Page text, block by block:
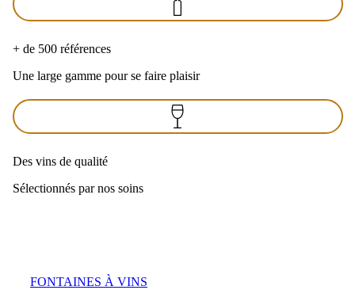
+ de 500 références
Une large gamme pour se faire plaisir
Des vins de qualité
Sélectionnés par nos soins
FONTAINES À VINS